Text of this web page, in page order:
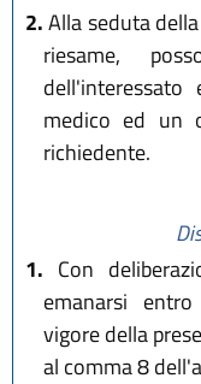
2.Alla seduta
riesame,
medico ed un
richiedente.
1. Con
emanarsi
vigore della
al comma 8